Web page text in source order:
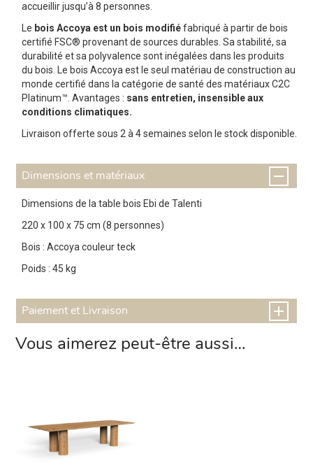
accueillir jusqu’à 8 personnes.
Le bois Accoya est un bois modifiéfabriqué à partir de bois
certifié FSC® provenant de sources durables. Sa stabilité, sa
durabilité et sa polyvalence sont inégalées dans les produits
du bois. Le bois Accoya est le seul matériau de construction au
monde certifié dans la catégorie de santé des matériaux C2C
Platinum™. Avantages : sans entretien, insensible aux
conditions climatiques.
Livraison offerte sous 2 à 4 semaines selon le stock disponible.
Dimensions et matériaux
Dimensions de la table bois Ebi de Talenti
220 x 100 x 75 cm (8 personnes)
Bois : Accoya couleur teck
Poids : 45 kg
Paiement et Livraison
Vous aimerez peut-être aussi…